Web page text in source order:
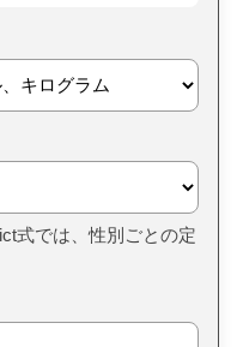
式では、性別ごとの定